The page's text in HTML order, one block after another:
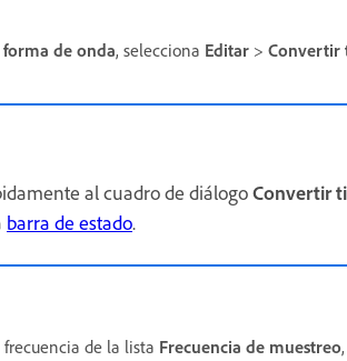
de onda, selecciona Editar > Convertir
al cuadro de diálogoConvertir
barra de estado.
de la lista Frecuencia de muestreo